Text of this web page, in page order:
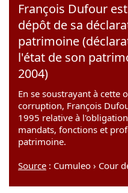
François Dufour
dépôt de sa
patrimoine
l'état de son
2004)
En se soustrayant à cette
corruption, François
1995 relative à
mandats, fonctions et
patrimoine.
Source : Cumuleo › Cour